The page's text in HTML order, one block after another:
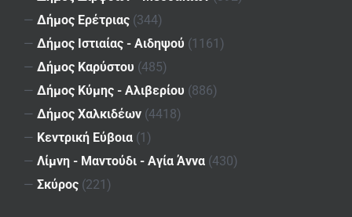
— Δήμος Ερέτριας (344)
— Δήμος Ιστιαίας - Αιδηψού (1161)
— Δήμος Καρύστου (485)
— Δήμος Κύμης - Αλιβερίου (886)
— Δήμος Χαλκιδέων (4418)
— Κεντρική Εύβοια (1)
— Λίμνη - Μαντούδι - Αγία Άννα (430)
— Σκύρος (221)